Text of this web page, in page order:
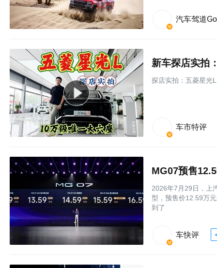
汽车驾道Go
新车探店实拍
探店实拍：五菱星光
车市特评
MG07预售
2026年7月29日，上
型，预售价12.59万
到了
车快评